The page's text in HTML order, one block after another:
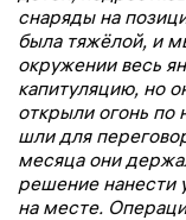
снаряды на
была тяжёлой, и
окружении весь
капитуляцию, но
открыли огонь
шли для
месяца они
решение нанести
на месте.